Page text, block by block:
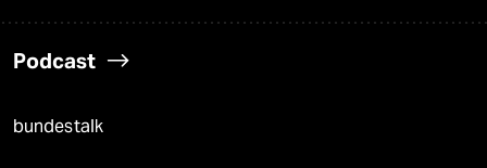
Podcast
bundestalk